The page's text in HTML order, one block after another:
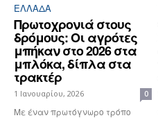
ΕΛΛΆΔΑ
Πρωτοχρονιά στους
δρόμους: Οι αγρότες
μπήκαν στο 2026 στα
μπλόκα, δίπλα στα
τρακτέρ
1 Ιανουαρίου, 2026 0
Με έναν πρωτόγνωρο τρόπο